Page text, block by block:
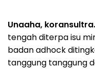
Unaaha,
tengah diterpa isu
badan adhock
tanggung tanggung